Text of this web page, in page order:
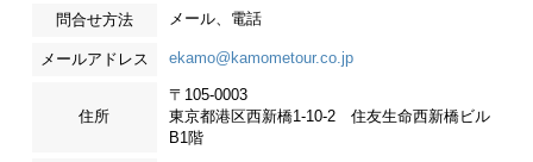
問合せ方法 メール、電話
メールアドレス ekamo@kamometour.co.jp
住所
〒105-0003
東京都港区西新橋1-10-2 住友生命西新橋ビル
B1階